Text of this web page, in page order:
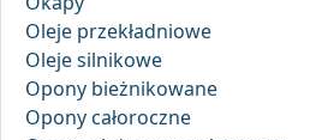
Oleje przekładniowe
Oleje silnikowe
Opony bieżnikowane
Opony całoroczne